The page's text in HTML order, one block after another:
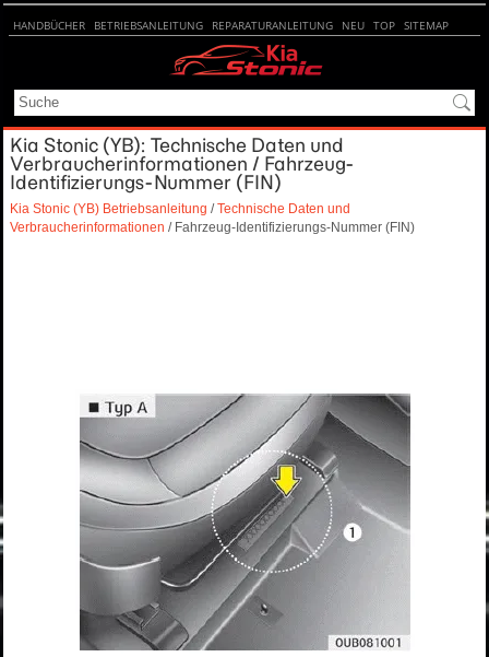
HANDBÜCHER BETRIEBSANLEITUNG REPARATURANLEITUNG NEU TOP SITEMAP
Kia Stonic (YB): Technische Daten und
Verbraucherinformationen / Fahrzeug-
Identifizierungs-Nummer (FIN)
Kia Stonic (YB) Betriebsanleitung /Technische Daten und
Verbraucherinformationen / Fahrzeug-Identifizierungs-Nummer (FIN)